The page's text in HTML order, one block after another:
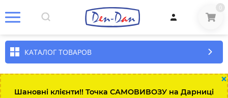
0
КАТАЛОГ ТОВАРОВ
×
Шановні клієнти!! Точка САМОВИВОЗУ на Дарниці